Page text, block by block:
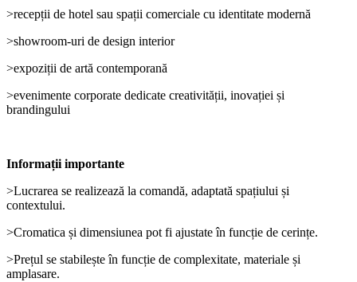
>recepții de hotel sau spații comerciale cu identitate modernă
>showroom-uri de design interior
>expoziții de artă contemporană
>evenimente corporate dedicate creativității, inovației și
brandingului
Informații importante
>Lucrarea se realizează la comandă, adaptată spațiului și
contextului.
>Cromatica și dimensiunea pot fi ajustate în funcție de cerințe.
>Prețul se stabilește în funcție de complexitate, materiale și
amplasare.